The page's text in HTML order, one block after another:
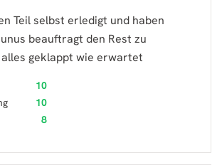
Teil selbst erledigt und haben
beauftragt den Rest zu
geklappt wie erwartet
10
10
8